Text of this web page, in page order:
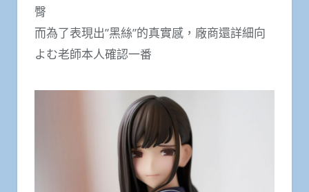
臀
而為了表現出”黑絲”的真實感，廠商還詳細向
よむ老師本人確認一番